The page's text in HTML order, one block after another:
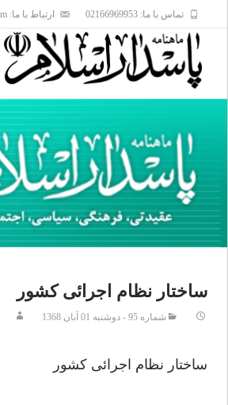
تماس با ما: 02166969953 ارتباط با ما: info[at]pasdareeslam.com
ساختار نظام اجرائی‌ كشور
شماره 95 - دوشنبه 01 آبان 1368
ساختار نظام اجرائی‌ كشور